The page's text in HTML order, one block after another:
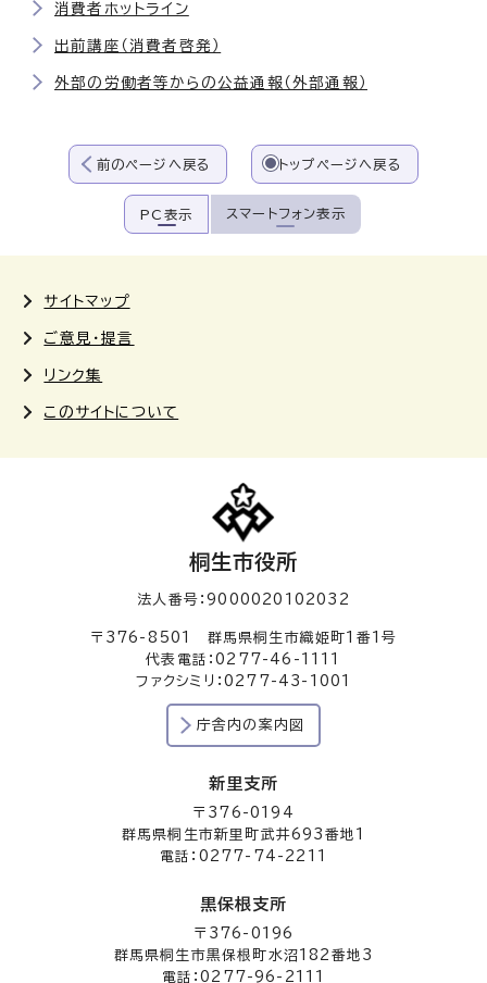
消費者ホットライン
出前講座（消費者啓発）
外部の労働者等からの公益通報（外部通報）
前のページへ戻る トップページへ戻る
PC表示 スマートフォン表示
サイトマップ
ご意見・提言
リンク集
このサイトについて
桐生市役所
法人番号：9000020102032
〒376-8501 群馬県桐生市織姫町1番1号
代表電話：0277-46-1111
ファクシミリ：0277-43-1001
庁舎内の案内図
新里支所
〒376-0194
群馬県桐生市新里町武井693番地1
電話：0277-74-2211
黒保根支所
〒376-0196
群馬県桐生市黒保根町水沼182番地3
電話：0277-96-2111